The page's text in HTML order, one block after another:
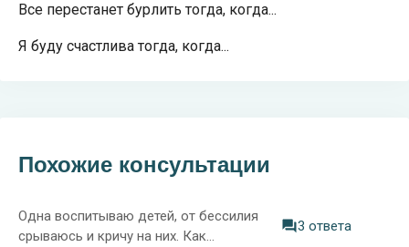
Все перестанет бурлить тогда, когда...
Я буду счастлива тогда, когда...
Похожие консультации
Одна воспитываю детей, от бессилия
срываюсь и кричу на них. Как
3 ответа